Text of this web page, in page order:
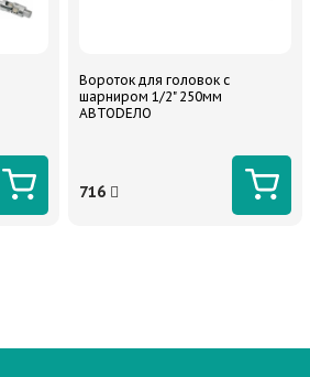
Вороток для головок с
шарниром 1/2" 250мм
АВТОDЕЛО
716